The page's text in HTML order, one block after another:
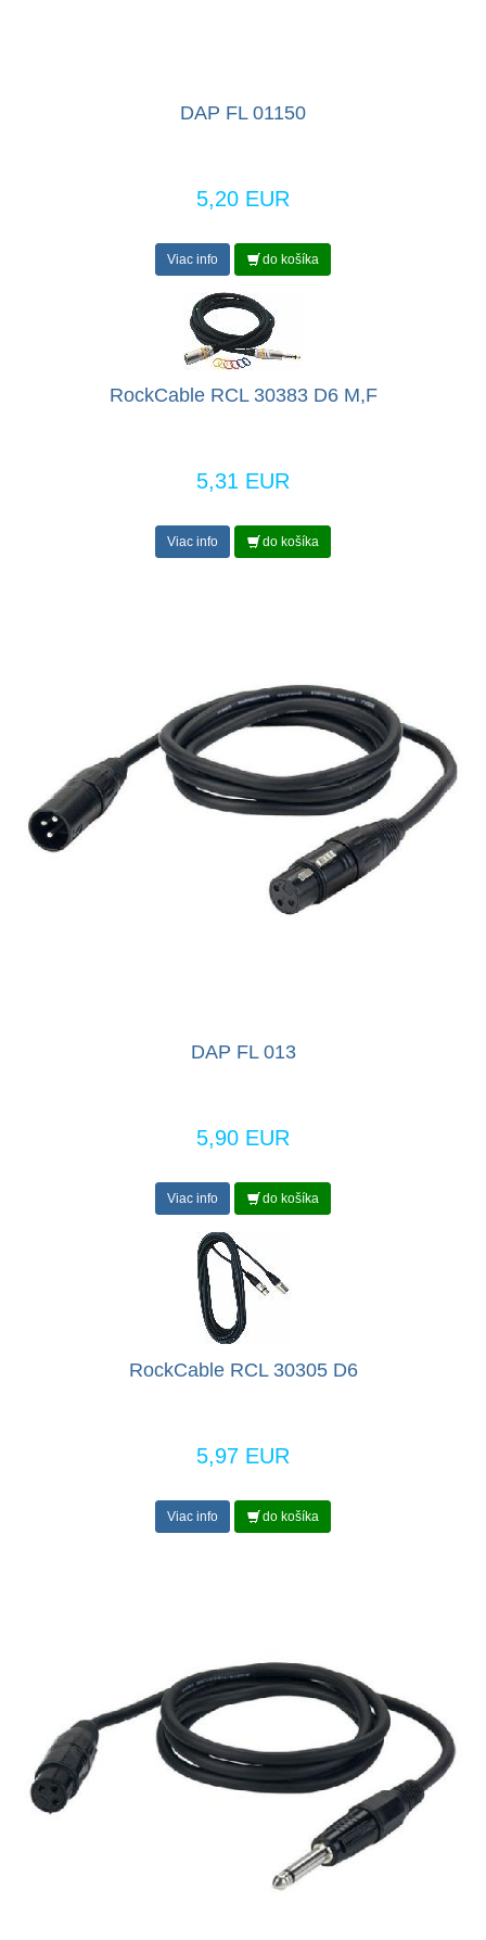
DAP FL 01150
5,20 EUR
Viac info do košíka
RockCable RCL 30383 D6 M,F
5,31 EUR
Viac info do košíka
DAP FL 013
5,90 EUR
Viac info do košíka
RockCable RCL 30305 D6
5,97 EUR
Viac info do košíka